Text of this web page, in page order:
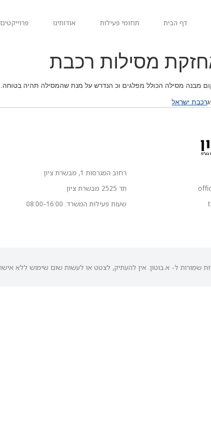
דף הבית תחומי פעילות אודותינו פרוייקטים
מסילות רכבת
מבנה מסילה הכולל מפלגים וכ הנדרש על מנת שהמסילה תהיה בטוחה.
רכבת ישראל
רחוב המגרסות 1, מבשרת ציון
תד 2525 מבשרת ציון
שעות פעילות המשרד: 08:00-16:00